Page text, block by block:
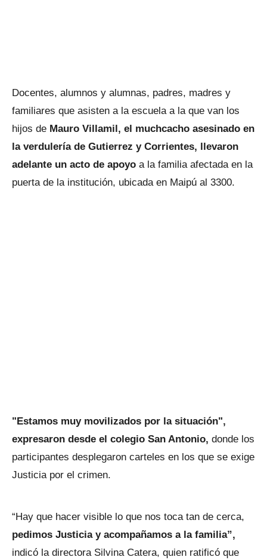
Docentes, alumnos y alumnas, padres, madres y
familiares que asisten a la escuela a la que van los
hijos de Mauro Villamil, el muchcacho asesinado en
la verdulería de Gutierrez y Corrientes, llevaron
adelante un acto de apoyo a la familia afectada en la
puerta de la institución, ubicada en Maipú al 3300.
"Estamos muy movilizados por la situación",
expresaron desde el colegio San Antonio, donde los
participantes desplegaron carteles en los que se exige
Justicia por el crimen.
“Hay que hacer visible lo que nos toca tan de cerca,
pedimos Justicia y acompañamos a la familia”,
indicó la directora Silvina Catera, quien ratificó que